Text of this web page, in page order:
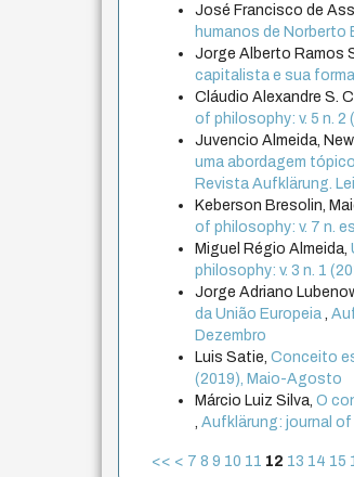
José Francisco de
humanos de
Jorge Alberto Ramos
capitalista e sua
Cláudio Alexandre S.
of philosophy: v. 5 n.
Juvencio Almeida,
uma abordagem
Revista Aufklärung.
Keberson Bresolin,
of philosophy: v. 7 n.
Miguel Régio Almeida,
philosophy: v. 3 n. 1
Jorge Adriano
da União Europeia,
Dezembro
Luis Satie,Conceito
(2019), Maio-Agosto
Márcio Luiz Silva,O
,Aufklärung: journal of
<< < 7 8 9 10 11 12 13 14 15